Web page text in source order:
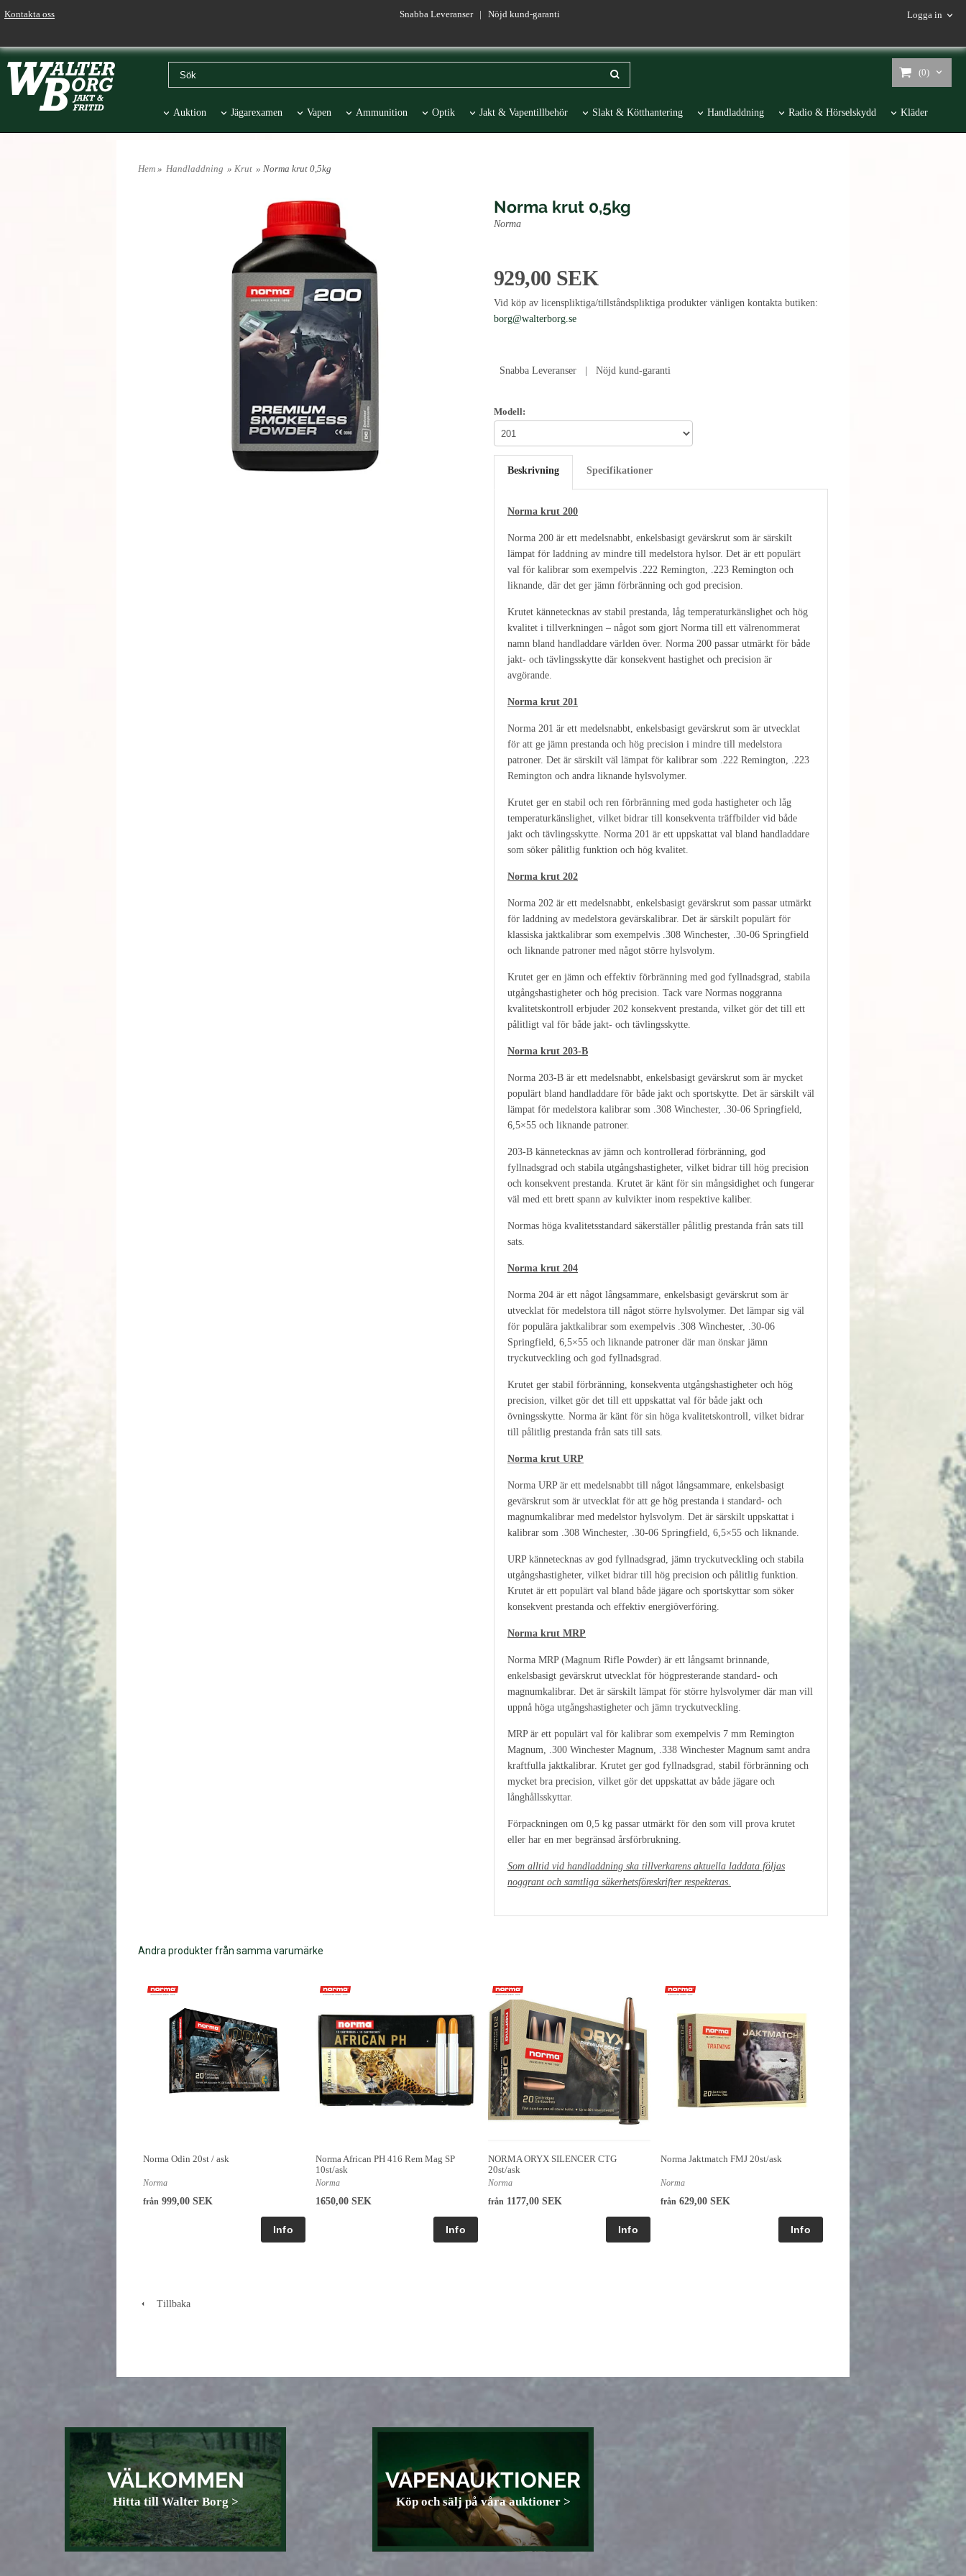
Kontakta oss Snabba Leveranser | Nöjd kund-garanti Logga in
(0)
Auktion Jägarexamen Vapen Ammunition Optik Jakt & Vapentillbehör Slakt & Kötthantering Handladdning Radio & Hörselskydd Kläder
Hem » Handladdning » Krut » Norma krut 0,5kg
Norma krut 0,5kg
Norma
929,00 SEK
Vid köp av licenspliktiga/tillståndspliktiga produkter vänligen kontakta butiken:
borg@walterborg.se
Snabba Leveranser | Nöjd kund-garanti
Modell:
Beskrivning Specifikationer
Norma krut 200
Norma 200 är ett medelsnabbt, enkelsbasigt gevärskrut som är särskilt
lämpat för laddning av mindre till medelstora hylsor. Det är ett populärt
val för kalibrar som exempelvis .222 Remington, .223 Remington och
liknande, där det ger jämn förbränning och god precision.
Krutet kännetecknas av stabil prestanda, låg temperaturkänslighet och hög
kvalitet i tillverkningen – något som gjort Norma till ett välrenommerat
namn bland handladdare världen över. Norma 200 passar utmärkt för både
jakt- och tävlingsskytte där konsekvent hastighet och precision är
avgörande.
Norma krut 201
Norma 201 är ett medelsnabbt, enkelsbasigt gevärskrut som är utvecklat
för att ge jämn prestanda och hög precision i mindre till medelstora
patroner. Det är särskilt väl lämpat för kalibrar som .222 Remington, .223
Remington och andra liknande hylsvolymer.
Krutet ger en stabil och ren förbränning med goda hastigheter och låg
temperaturkänslighet, vilket bidrar till konsekventa träffbilder vid både
jakt och tävlingsskytte. Norma 201 är ett uppskattat val bland handladdare
som söker pålitlig funktion och hög kvalitet.
Norma krut 202
Norma 202 är ett medelsnabbt, enkelsbasigt gevärskrut som passar utmärkt
för laddning av medelstora gevärskalibrar. Det är särskilt populärt för
klassiska jaktkalibrar som exempelvis .308 Winchester, .30-06 Springfield
och liknande patroner med något större hylsvolym.
Krutet ger en jämn och effektiv förbränning med god fyllnadsgrad, stabila
utgångshastigheter och hög precision. Tack vare Normas noggranna
kvalitetskontroll erbjuder 202 konsekvent prestanda, vilket gör det till ett
pålitligt val för både jakt- och tävlingsskytte.
Norma krut 203-B
Norma 203-B är ett medelsnabbt, enkelsbasigt gevärskrut som är mycket
populärt bland handladdare för både jakt och sportskytte. Det är särskilt väl
lämpat för medelstora kalibrar som .308 Winchester, .30-06 Springfield,
6,5×55 och liknande patroner.
203-B kännetecknas av jämn och kontrollerad förbränning, god
fyllnadsgrad och stabila utgångshastigheter, vilket bidrar till hög precision
och konsekvent prestanda. Krutet är känt för sin mångsidighet och fungerar
väl med ett brett spann av kulvikter inom respektive kaliber.
Normas höga kvalitetsstandard säkerställer pålitlig prestanda från sats till
sats.
Norma krut 204
Norma 204 är ett något långsammare, enkelsbasigt gevärskrut som är
utvecklat för medelstora till något större hylsvolymer. Det lämpar sig väl
för populära jaktkalibrar som exempelvis .308 Winchester, .30-06
Springfield, 6,5×55 och liknande patroner där man önskar jämn
tryckutveckling och god fyllnadsgrad.
Krutet ger stabil förbränning, konsekventa utgångshastigheter och hög
precision, vilket gör det till ett uppskattat val för både jakt och
övningsskytte. Norma är känt för sin höga kvalitetskontroll, vilket bidrar
till pålitlig prestanda från sats till sats.
Norma krut URP
Norma URP är ett medelsnabbt till något långsammare, enkelsbasigt
gevärskrut som är utvecklat för att ge hög prestanda i standard- och
magnumkalibrar med medelstor hylsvolym. Det är särskilt uppskattat i
kalibrar som .308 Winchester, .30-06 Springfield, 6,5×55 och liknande.
URP kännetecknas av god fyllnadsgrad, jämn tryckutveckling och stabila
utgångshastigheter, vilket bidrar till hög precision och pålitlig funktion.
Krutet är ett populärt val bland både jägare och sportskyttar som söker
konsekvent prestanda och effektiv energiöverföring.
Norma krut MRP
Norma MRP (Magnum Rifle Powder) är ett långsamt brinnande,
enkelsbasigt gevärskrut utvecklat för högpresterande standard- och
magnumkalibrar. Det är särskilt lämpat för större hylsvolymer där man vill
uppnå höga utgångshastigheter och jämn tryckutveckling.
MRP är ett populärt val för kalibrar som exempelvis 7 mm Remington
Magnum, .300 Winchester Magnum, .338 Winchester Magnum samt andra
kraftfulla jaktkalibrar. Krutet ger god fyllnadsgrad, stabil förbränning och
mycket bra precision, vilket gör det uppskattat av både jägare och
långhållsskyttar.
Förpackningen om 0,5 kg passar utmärkt för den som vill prova krutet
eller har en mer begränsad årsförbrukning.
Som alltid vid handladdning ska tillverkarens aktuella laddata följas
noggrant och samtliga säkerhetsföreskrifter respekteras.
Andra produkter från samma varumärke
Norma Odin 20st / ask
Norma
från 999,00 SEK
Norma African PH 416 Rem Mag SP
10st/ask
Norma
1650,00 SEK
NORMA ORYX SILENCER CTG
20st/ask
Norma
från 1177,00 SEK
Norma Jaktmatch FMJ 20st/ask
Norma
från 629,00 SEK
Tillbaka
VÄLKOMMEN
Hitta till Walter Borg >
VAPENAUKTIONER
Köp och sälj på våra auktioner >